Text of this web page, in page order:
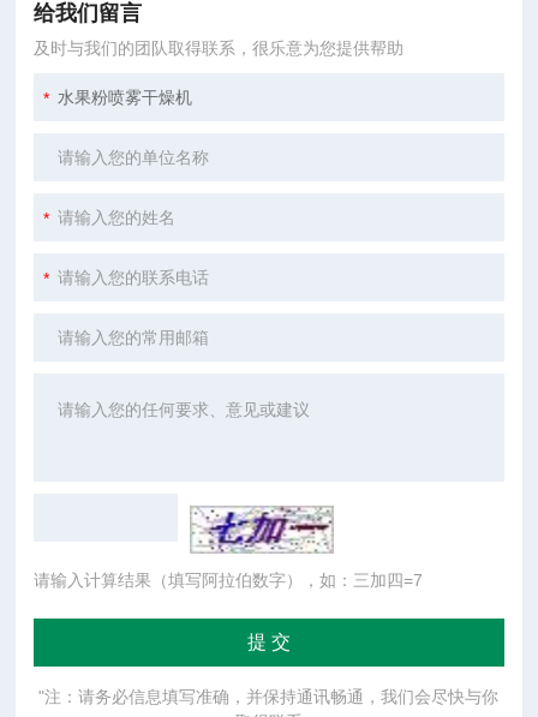
给我们留言
及时与我们的团队取得联系，很乐意为您提供帮助
请输入计算结果（填写阿拉伯数字），如：三加四=7
"注：请务必信息填写准确，并保持通讯畅通，我们会尽快与你